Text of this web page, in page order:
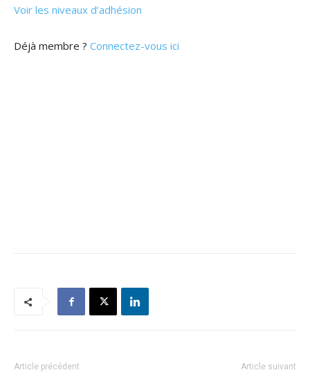
Voir les niveaux d’adhésion
Déjà membre ? Connectez-vous ici
Article précédent Article suivant